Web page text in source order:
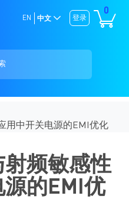
0
登录
EN 中文
用中开关电源的EMI优化
频敏感性
的EMI优